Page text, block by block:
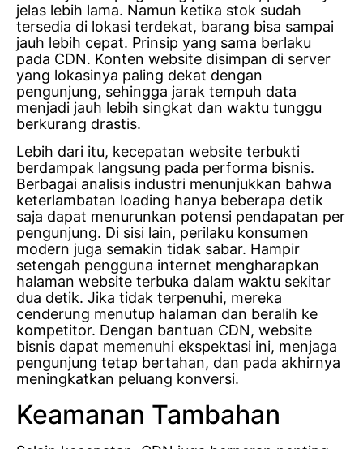
jelas lebih lama. Namun ketika stok sudah
tersedia di lokasi terdekat, barang bisa sampai
jauh lebih cepat. Prinsip yang sama berlaku
pada CDN. Konten website disimpan di server
yang lokasinya paling dekat dengan
pengunjung, sehingga jarak tempuh data
menjadi jauh lebih singkat dan waktu tunggu
berkurang drastis.
Lebih dari itu, kecepatan website terbukti
berdampak langsung pada performa bisnis.
Berbagai analisis industri menunjukkan bahwa
keterlambatan loading hanya beberapa detik
saja dapat menurunkan potensi pendapatan per
pengunjung. Di sisi lain, perilaku konsumen
modern juga semakin tidak sabar. Hampir
setengah pengguna internet mengharapkan
halaman website terbuka dalam waktu sekitar
dua detik. Jika tidak terpenuhi, mereka
cenderung menutup halaman dan beralih ke
kompetitor. Dengan bantuan CDN, website
bisnis dapat memenuhi ekspektasi ini, menjaga
pengunjung tetap bertahan, dan pada akhirnya
meningkatkan peluang konversi.
Keamanan Tambahan